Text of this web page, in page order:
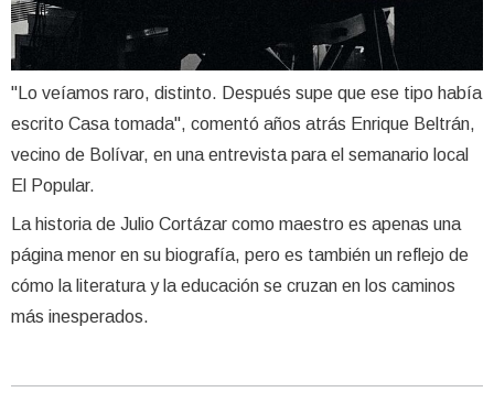
"Lo veíamos raro, distinto. Después supe que ese tipo había
escrito Casa tomada", comentó años atrás Enrique Beltrán,
vecino de Bolívar, en una entrevista para el semanario local
El Popular.
La historia de Julio Cortázar como maestro es apenas una
página menor en su biografía, pero es también un reflejo de
cómo la literatura y la educación se cruzan en los caminos
más inesperados.